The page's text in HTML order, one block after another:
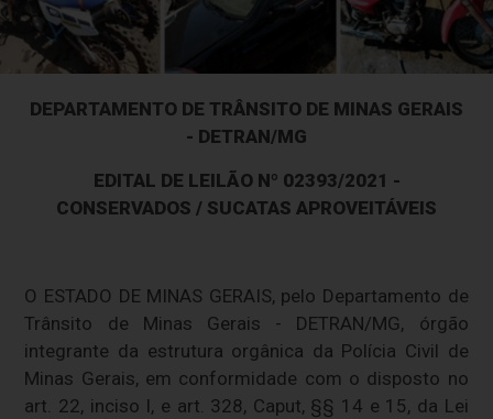
DEPARTAMENTO DE TRÂNSITO DE MINAS GERAIS
- DETRAN/MG
EDITAL DE LEILÃO Nº 02393/2021 -
CONSERVADOS / SUCATAS APROVEITÁVEIS
O ESTADO DE MINAS GERAIS, pelo Departamento de
Trânsito de Minas Gerais - DETRAN/MG, órgão
integrante da estrutura orgânica da Polícia Civil de
Minas Gerais, em conformidade com o disposto no
art. 22, inciso I, e art. 328, Caput, §§ 14 e 15, da Lei